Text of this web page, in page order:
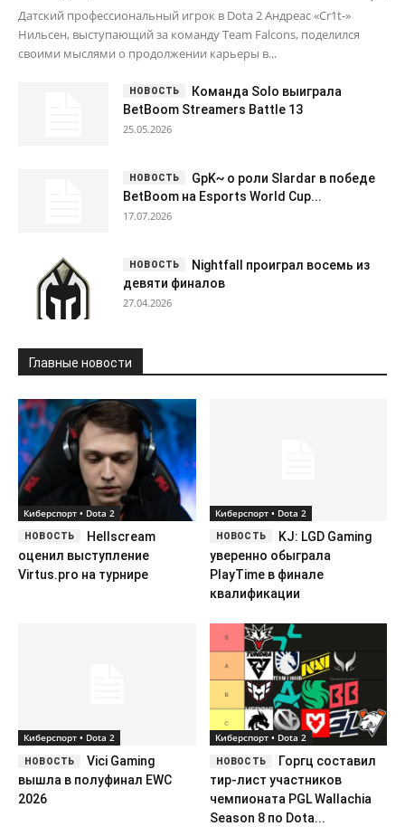
Датский профессиональный игрок в Dota 2 Андреас «Cr1t-»
Нильсен, выступающий за команду Team Falcons, поделился
своими мыслями о продолжении карьеры в...
Команда Solo выиграла
BetBoom Streamers Battle 13
25.05.2026
GpK~ о роли Slardar в победе
BetBoom на Esports World Cup...
17.07.2026
Nightfall проиграл восемь из
девяти финалов
27.04.2026
Главные новости
Киберспорт • Dota 2
Hellscream
оценил выступление
Virtus.pro на турнире
Киберспорт • Dota 2
KJ: LGD Gaming
уверенно обыграла
PlayTime в финале
квалификации
Киберспорт • Dota 2
Vici Gaming
вышла в полуфинал EWC
2026
Киберспорт • Dota 2
Горгц составил
тир-лист участников
чемпионата PGL Wallachia
Season 8 по Dota...